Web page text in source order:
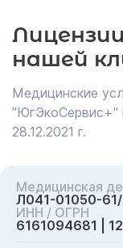
нашей
Медицинские
"ЮгЭкоСервис+"
28.12.2021 г.
Медицинская
Л041-01050-
ИНН / ОГРН
6161094681 |